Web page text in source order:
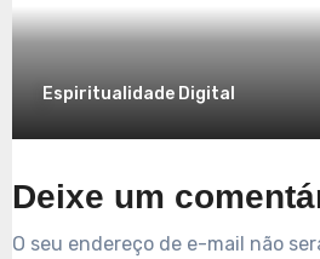
Espiritualidade Digital
Deixe um
O seu endereço de e-mail não